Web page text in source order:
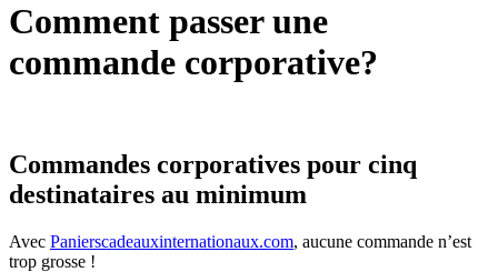
Comment passer une
commande corporative?
Commandes corporatives pour cinq
destinataires au minimum
Avec Panierscadeauxinternationaux.com, aucune commande n’est
trop grosse !